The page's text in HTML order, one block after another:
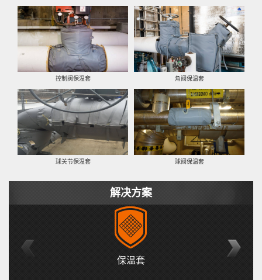
控制阀保温套 角阀保温套
球关节保温套 球阀保温套
解决方案
保温套